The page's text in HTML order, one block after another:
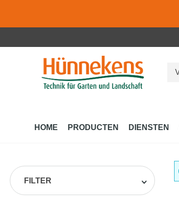
HOME PRODUCTEN DIENSTEN
FILTER